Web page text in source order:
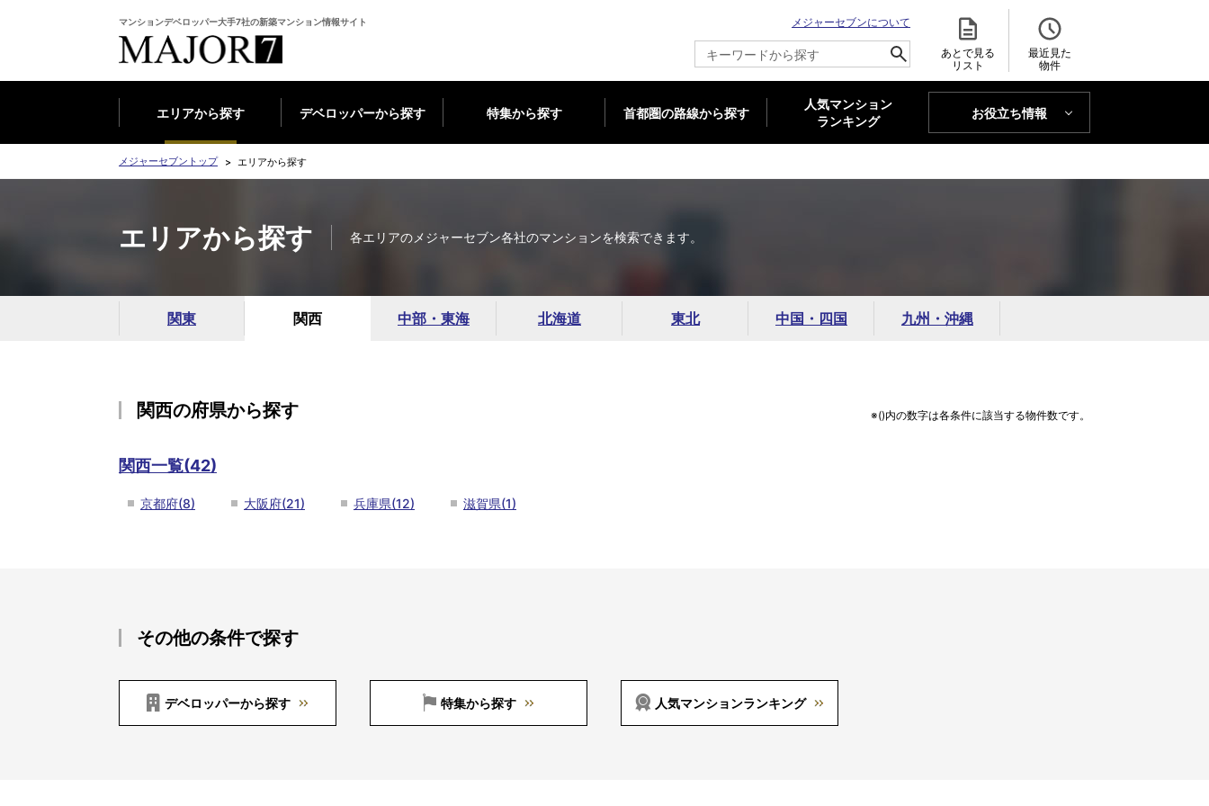
マンションデベロッパー大手7社の新築マンション情報サイト
メジャーセブンについて
あとで見る
リスト
最近見た
物件
エリアから探す デベロッパーから探す 特集から探す 首都圏の路線から探す
人気マンション
ランキング
お役立ち情報
MAJOR'S BLOG
メジャーセブントップ エリアから探す
エリアから探す 各エリアのメジャーセブン各社のマンションを検索できます。
関東 関西 中部・東海 北海道 東北 中国・四国 九州・沖縄
関西の府県から探す ※()内の数字は各条件に該当する物件数です。
関西一覧(42)
京都府(8) 大阪府(21) 兵庫県(12) 滋賀県(1)
その他の条件で探す
デベロッパーから探す 特集から探す 人気マンションランキング